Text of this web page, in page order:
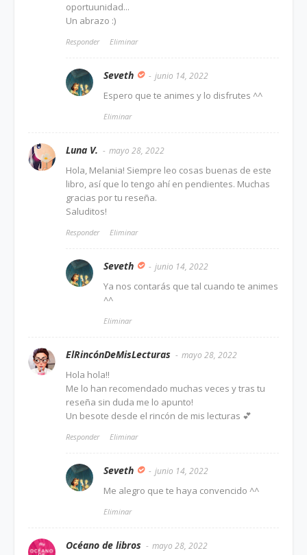
oportuunidad...
Un abrazo :)
Responder Eliminar
Seveth junio 14, 2022
Espero que te animes y lo disfrutes ^^
Eliminar
Luna V. mayo 28, 2022
Hola, Melania! Siempre leo cosas buenas de este
libro, así que lo tengo ahí en pendientes. Muchas
gracias por tu reseña.
Saluditos!
Responder Eliminar
Seveth junio 14, 2022
Ya nos contarás que tal cuando te animes
^^
Eliminar
ElRincónDeMisLecturas mayo 28, 2022
Hola hola!!
Me lo han recomendado muchas veces y tras tu
reseña sin duda me lo apunto!
Un besote desde el rincón de mis lecturas 💕
Responder Eliminar
Seveth junio 14, 2022
Me alegro que te haya convencido ^^
Eliminar
Océano de libros mayo 28, 2022